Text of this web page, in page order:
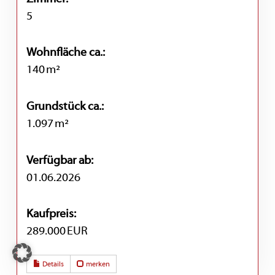
5
Wohnfläche ca.:
140 m²
Grund­stück ca.:
1.097 m²
Verfügbar ab:
01.06.2026
Kaufpreis:
289.000 EUR
Details merken